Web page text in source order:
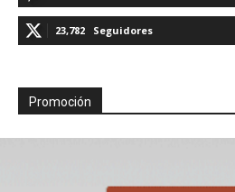
23,782 Seguidores
Promoción